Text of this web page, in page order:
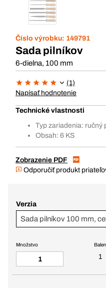
Číslo výrobku: 149791
Sada pilníkov
6-dielna, 100 mm
(1)
Napísať hodnotenie
Technické vlastnosti
Typ zariadenia: ručný
Obsah: 6 KS
Zobrazenie PDF
Odporučiť produkt
Verzia
Sada pilníkov 100 mm,
1
Množstvo